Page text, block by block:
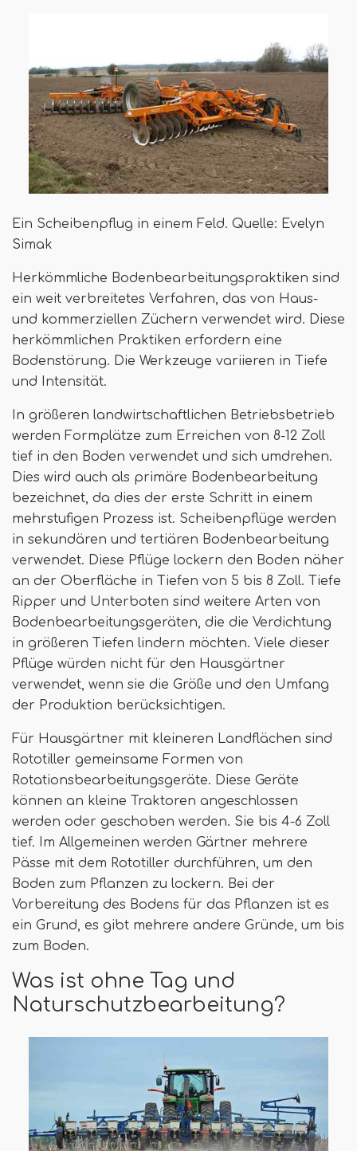
Ein Scheibenpflug in einem Feld. Quelle: Evelyn
Simak
Herkömmliche Bodenbearbeitungspraktiken sind
ein weit verbreitetes Verfahren, das von Haus-
und kommerziellen Züchern verwendet wird. Diese
herkömmlichen Praktiken erfordern eine
Bodenstörung. Die Werkzeuge variieren in Tiefe
und Intensität.
In größeren landwirtschaftlichen Betriebsbetrieb
werden Formplätze zum Erreichen von 8-12 Zoll
tief in den Boden verwendet und sich umdrehen.
Dies wird auch als primäre Bodenbearbeitung
bezeichnet, da dies der erste Schritt in einem
mehrstufigen Prozess ist. Scheibenpflüge werden
in sekundären und tertiären Bodenbearbeitung
verwendet. Diese Pflüge lockern den Boden näher
an der Oberfläche in Tiefen von 5 bis 8 Zoll. Tiefe
Ripper und Unterboten sind weitere Arten von
Bodenbearbeitungsgeräten, die die Verdichtung
in größeren Tiefen lindern möchten. Viele dieser
Pflüge würden nicht für den Hausgärtner
verwendet, wenn sie die Größe und den Umfang
der Produktion berücksichtigen.
Für Hausgärtner mit kleineren Landflächen sind
Rototiller gemeinsame Formen von
Rotationsbearbeitungsgeräte. Diese Geräte
können an kleine Traktoren angeschlossen
werden oder geschoben werden. Sie bis 4-6 Zoll
tief. Im Allgemeinen werden Gärtner mehrere
Pässe mit dem Rototiller durchführen, um den
Boden zum Pflanzen zu lockern. Bei der
Vorbereitung des Bodens für das Pflanzen ist es
ein Grund, es gibt mehrere andere Gründe, um bis
zum Boden.
Was ist ohne Tag und
Naturschutzbearbeitung?